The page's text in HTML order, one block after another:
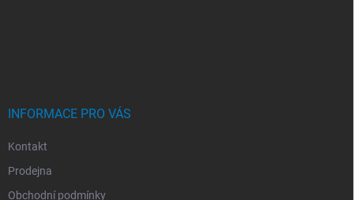
INFORMACE PRO VÁS
Kontakt
Prodejna
Obchodní podmínky